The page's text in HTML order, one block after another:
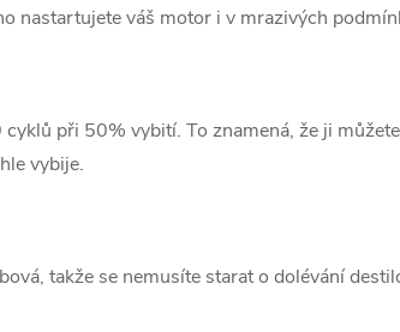
nastartujete váš motor i v mrazivých
při 50% vybití. To znamená, že ji
vybije.
takže se nemusíte starat o dolévání